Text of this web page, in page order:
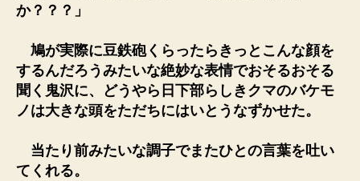
か？？？」
鳩が実際に豆鉄砲くらったらきっとこんな顔を
するんだろうみたいな絶妙な表情でおそるおそる
聞く鬼沢に、どうやら日下部らしきクマのバケモ
ノは大きな頭をただちにはいとうなずかせた。
当たり前みたいな調子でまたひとの言葉を吐い
てくれる。